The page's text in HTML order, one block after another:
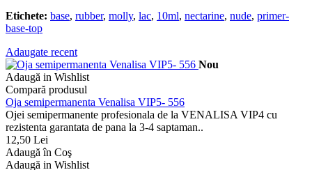
Etichete: base, rubber, molly, lac, 10ml, nectarine, nude, primer-
base-top
Adaugate recent
Nou
Adaugă in Wishlist
Compară produsul
Oja semipermanenta Venalisa VIP5- 556
Ojei semipermanente profesionala de la VENALISA VIP4 cu
rezistenta garantata de pana la 3-4 saptaman..
12,50 Lei
Adaugă în Coş
Adaugă in Wishlist